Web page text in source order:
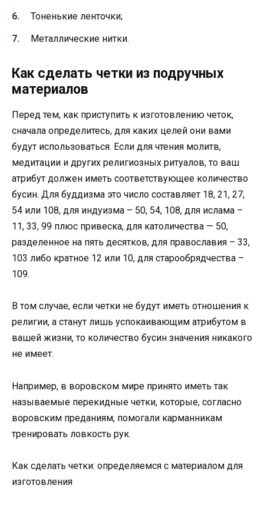
Тоненькие ленточки;
Металлические нитки.
Как сделать четки из подручных
материалов
Перед тем, как приступить к изготовлению четок,
сначала определитесь, для каких целей они вами
будут использоваться. Если для чтения молитв,
медитации и других религиозных ритуалов, то ваш
атрибут должен иметь соответствующее количество
бусин. Для буддизма это число составляет 18, 21, 27,
54 или 108, для индуизма – 50, 54, 108, для ислама –
11, 33, 99 плюс привеска, для католичества — 50,
разделенное на пять десятков, для православия – 33,
103 либо кратное 12 или 10, для старообрядчества –
109.
В том случае, если четки не будут иметь отношения к
религии, а станут лишь успокаивающим атрибутом в
вашей жизни, то количество бусин значения никакого
не имеет.
Например, в воровском мире принято иметь так
называемые перекидные четки, которые, согласно
воровским преданиям, помогали карманникам
тренировать ловкость рук.
Как сделать четки: определяемся с материалом для
изготовления